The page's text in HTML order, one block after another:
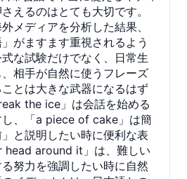
えるのはとても大切です。
メディアを分析した結果、
がますます重視されるよう
な試験だけでなく、日常生
相手が自然に使うフレーズ
とは大きな武器になるはず
the ice」は会話を始める
し、「a piece of cake」は簡
と説明したい時に便利な表
head around it」は、難しい
努力を強調したい時に自然